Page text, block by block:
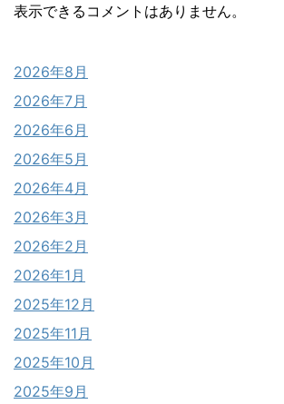
表示できるコメントはありません。
2026年8月
2026年7月
2026年6月
2026年5月
2026年4月
2026年3月
2026年2月
2026年1月
2025年12月
2025年11月
2025年10月
2025年9月